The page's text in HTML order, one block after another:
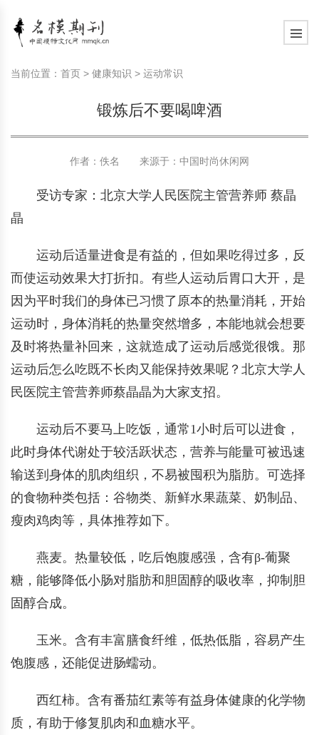
美容护肤知识
美容护肤知识
当前位置： 首页 > 健康知识 > 运动常识
锻炼后不要喝啤酒
作者：佚名 来源于： 中国时尚休闲网
受访专家：北京大学人民医院主管营养师 蔡晶
晶
运动后适量进食是有益的，但如果吃得过多，反
而使运动效果大打折扣。有些人运动后胃口大开，是
因为平时我们的身体已习惯了原本的热量消耗，开始
运动时，身体消耗的热量突然增多，本能地就会想要
及时将热量补回来，这就造成了运动后感觉很饿。那
运动后怎么吃既不长肉又能保持效果呢？北京大学人
民医院主管营养师蔡晶晶为大家支招。
运动后不要马上吃饭，通常1小时后可以进食，
此时身体代谢处于较活跃状态，营养与能量可被迅速
输送到身体的肌肉组织，不易被囤积为脂肪。可选择
的食物种类包括：谷物类、新鲜水果蔬菜、奶制品、
瘦肉鸡肉等，具体推荐如下。
燕麦。热量较低，吃后饱腹感强，含有β-葡聚
糖，能够降低小肠对脂肪和胆固醇的吸收率，抑制胆
固醇合成。
玉米。含有丰富膳食纤维，低热低脂，容易产生
饱腹感，还能促进肠蠕动。
西红柿。含有番茄红素等有益身体健康的化学物
质，有助于修复肌肉和血糖水平。